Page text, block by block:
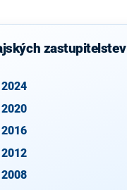
zastupitelstev